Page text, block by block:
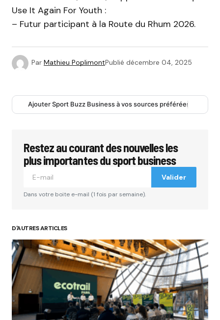
Use It Again For Youth :
– Futur participant à la Route du Rhum 2026.
Par Mathieu PoplimontPublié décembre 04, 2025
Ajouter Sport Buzz Business à vos sources préférées
Restez au courant des nouvelles les
plus importantes du sport business
Valider
Dans votre boite e-mail (1 fois par semaine).
D'AUTRES ARTICLES